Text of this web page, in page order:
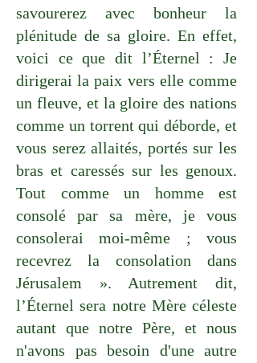
savourerez avec bonheur la
plénitude de sa gloire. En effet,
voici ce que dit l’Éternel : Je
dirigerai la paix vers elle comme
un fleuve, et la gloire des nations
comme un torrent qui déborde, et
vous serez allaités, portés sur les
bras et caressés sur les genoux.
Tout comme un homme est
consolé par sa mère, je vous
consolerai moi-même ; vous
recevrez la consolation dans
Jérusalem ». Autrement dit,
l’Éternel sera notre Mère céleste
autant que notre Père, et nous
n'avons pas besoin d'une autre